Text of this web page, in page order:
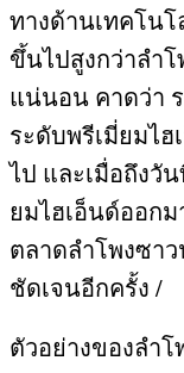
ทางด้านเทคโน
ขึ้นไปสูงกว่าลำ
แน่นอน คาดว่า
ระดับพรีเมี่ยมไฮ
ไป และเมื่อถึงวั
ยมไฮเอ็นด์ออก
ตลาดลำโพงซา
ชัดเจนอีกครั้ง /
ตัวอย่างของลำโ